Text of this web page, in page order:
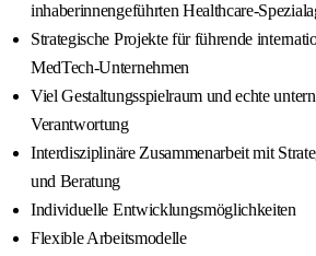
inhaberinnengeführten Healthcare-
Strategische Projekte für führende
MedTech-Unternehmen
Viel Gestaltungsspielraum und echte
Verantwortung
Interdisziplinäre Zusammenarbeit mit
und Beratung
Individuelle Entwicklungsmöglichkeiten
Flexible Arbeitsmodelle